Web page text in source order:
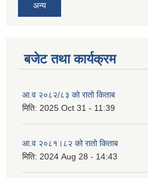
अन्य
बजेट तथा कार्यक्रम
आ.व २०८२/८३ को रातो किताब
मिति: 2025 Oct 31 - 11:39
आ.व २०८१।८२ को रातो किताब
मिति: 2024 Aug 28 - 14:43